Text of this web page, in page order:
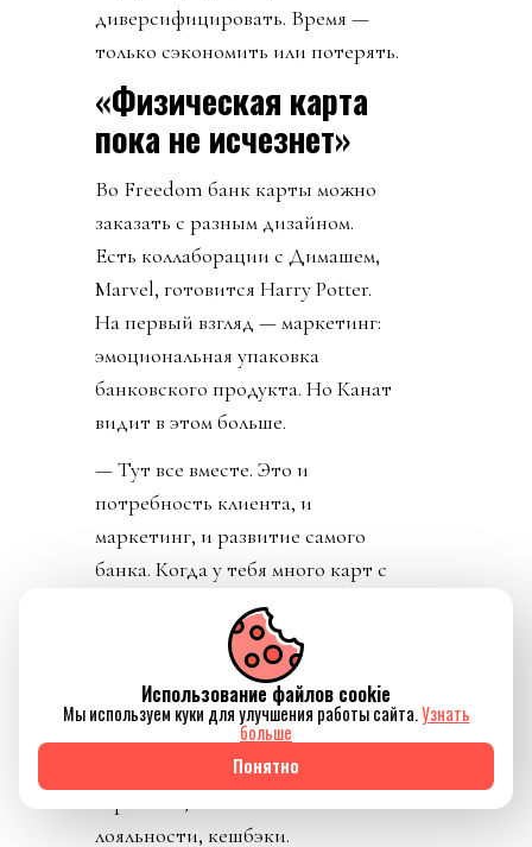
диверсифицировать. Время —
только сэкономить или потерять.
«Физическая карта
пока не исчезнет»
Во Freedom банк карты можно
заказать с разным дизайном.
Есть коллаборации с Димашем,
Marvel, готовится Harry Potter.
На первый взгляд — маркетинг:
эмоциональная упаковка
банковского продукта. Но Канат
видит в этом больше.
— Тут все вместе. Это и
потребность клиента, и
маркетинг, и развитие самого
банка. Когда у тебя много карт с
разными дизайнами и
коллаборациями, это создает для
клиента ощущение выбора. Он
видит уникальность банка: банк
не ограничивается одним
дизайном, а дает разные
лояльности, кешбэки.
Использование файлов cookie
Мы используем куки для улучшения работы сайта.Узнать
больше
Понятно